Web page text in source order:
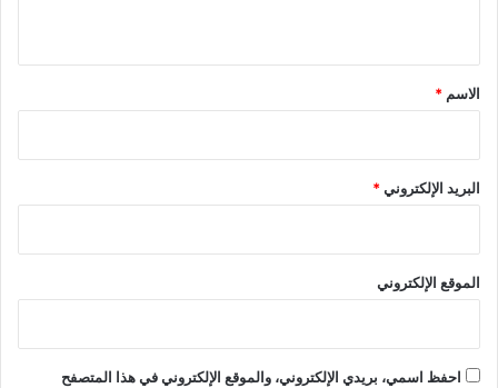
*
الاسم *
البريد الإلكتروني*
الموقع الإلكتروني
احفظ اسمي، بريدي الإلكتروني، والموقع الإلكتروني في هذا المتصفح